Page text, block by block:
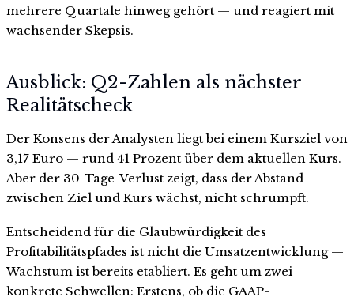
mehrere Quartale hinweg gehört — und reagiert mit
wachsender Skepsis.
Ausblick: Q2-Zahlen als nächster
Realitätscheck
Der Konsens der Analysten liegt bei einem Kursziel von
3,17 Euro — rund 41 Prozent über dem aktuellen Kurs.
Aber der 30-Tage-Verlust zeigt, dass der Abstand
zwischen Ziel und Kurs wächst, nicht schrumpft.
Entscheidend für die Glaubwürdigkeit des
Profitabilitätspfades ist nicht die Umsatzentwicklung —
Wachstum ist bereits etabliert. Es geht um zwei
konkrete Schwellen: Erstens, ob die GAAP-